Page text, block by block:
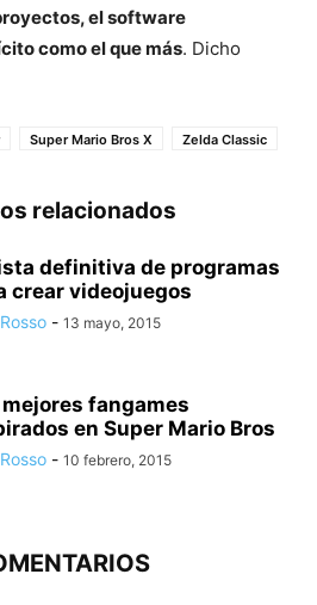
el software
como el que más. Dicho
Super Mario Bros X Zelda Classic
relacionados
definitiva de programas
crear videojuegos
- 13 mayo, 2015
mejores fangames
en Super Mario Bros
- 10 febrero, 2015